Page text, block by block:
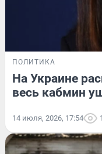
ПОЛИТИКА
На Украине
весь кабмин
14 июля, 2026, 17:54